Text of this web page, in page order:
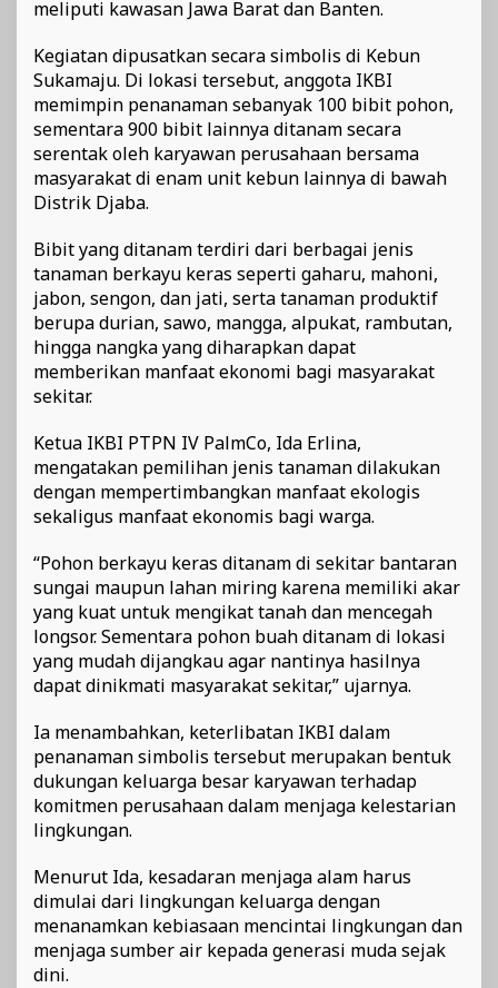
meliputi kawasan Jawa Barat dan Banten.
Kegiatan dipusatkan secara simbolis di Kebun
Sukamaju. Di lokasi tersebut, anggota IKBI
memimpin penanaman sebanyak 100 bibit pohon,
sementara 900 bibit lainnya ditanam secara
serentak oleh karyawan perusahaan bersama
masyarakat di enam unit kebun lainnya di bawah
Distrik Djaba.
Bibit yang ditanam terdiri dari berbagai jenis
tanaman berkayu keras seperti gaharu, mahoni,
jabon, sengon, dan jati, serta tanaman produktif
berupa durian, sawo, mangga, alpukat, rambutan,
hingga nangka yang diharapkan dapat
memberikan manfaat ekonomi bagi masyarakat
sekitar.
Ketua IKBI PTPN IV PalmCo, Ida Erlina,
mengatakan pemilihan jenis tanaman dilakukan
dengan mempertimbangkan manfaat ekologis
sekaligus manfaat ekonomis bagi warga.
“Pohon berkayu keras ditanam di sekitar bantaran
sungai maupun lahan miring karena memiliki akar
yang kuat untuk mengikat tanah dan mencegah
longsor. Sementara pohon buah ditanam di lokasi
yang mudah dijangkau agar nantinya hasilnya
dapat dinikmati masyarakat sekitar,” ujarnya.
Ia menambahkan, keterlibatan IKBI dalam
penanaman simbolis tersebut merupakan bentuk
dukungan keluarga besar karyawan terhadap
komitmen perusahaan dalam menjaga kelestarian
lingkungan.
Menurut Ida, kesadaran menjaga alam harus
dimulai dari lingkungan keluarga dengan
menanamkan kebiasaan mencintai lingkungan dan
menjaga sumber air kepada generasi muda sejak
dini.